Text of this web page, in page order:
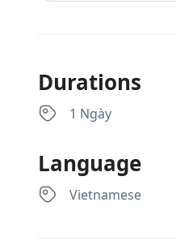
Durations
1 Ngày
Language
Vietnamese